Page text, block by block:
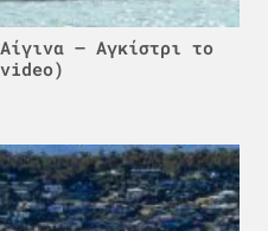
– Αγκίστρι το